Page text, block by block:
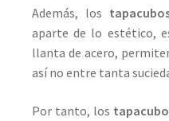
Además, los
aparte de lo estético,
llanta de acero,
así no entre tanta
Por tanto, los